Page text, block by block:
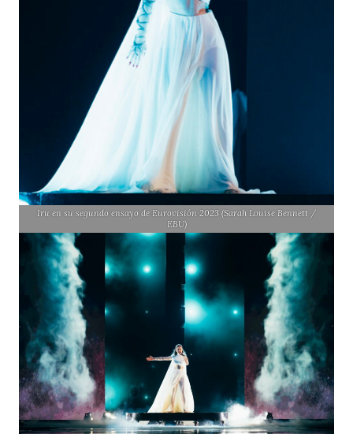
Iru en su segundo ensayo de Eurovisión 2023 (Sarah Louise Bennett /
EBU)